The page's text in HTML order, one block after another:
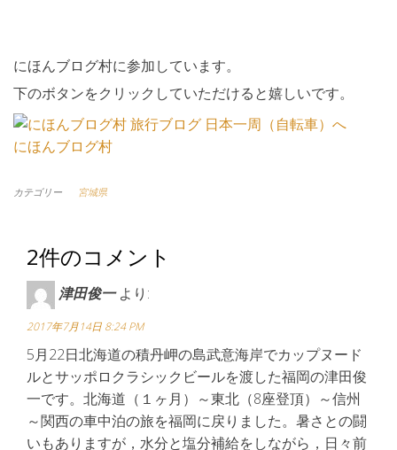
にほんブログ村に参加しています。
下のボタンをクリックしていただけると嬉しいです。
にほんブログ村
カテゴリー 宮城県
2件のコメント
津田俊一 より:
2017年7月14日 8:24 PM
5月22日北海道の積丹岬の島武意海岸でカップヌード
ルとサッポロクラシックビールを渡した福岡の津田俊
一です。北海道（１ヶ月）～東北（8座登頂）～信州
～関西の車中泊の旅を福岡に戻りました。暑さとの闘
いもありますが，水分と塩分補給をしながら，日々前